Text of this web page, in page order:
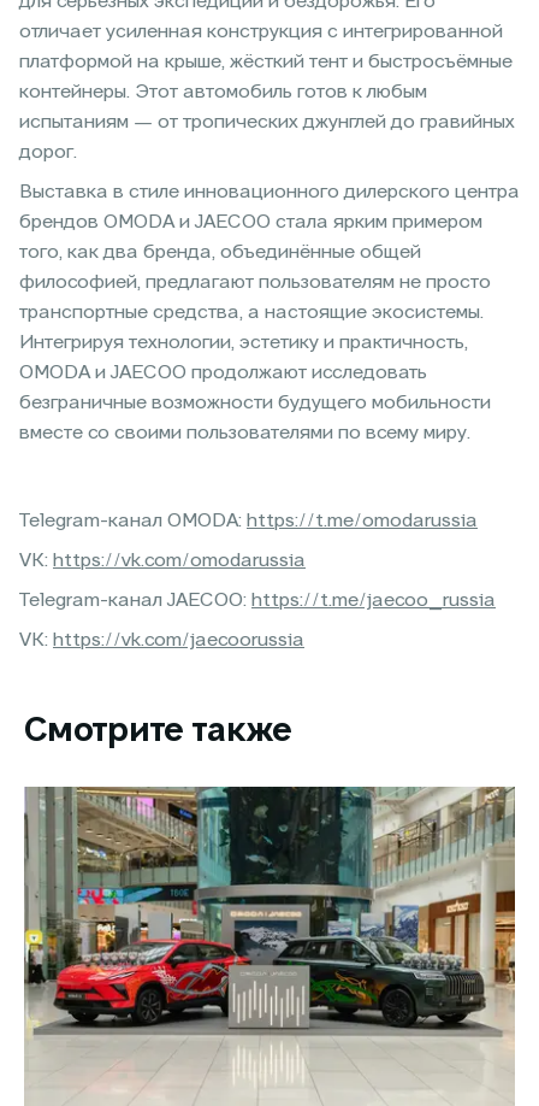
отличает усиленная конструкция с интегрированной
платформой на крыше, жёсткий тент и быстросъёмные
контейнеры. Этот автомобиль готов к любым
испытаниям — от тропических джунглей до гравийных
дорог.
Выставка в стиле инновационного дилерского центра
брендов OMODA и JAECOO стала ярким примером
того, как два бренда, объединённые общей
философией, предлагают пользователям не просто
транспортные средства, а настоящие экосистемы.
Интегрируя технологии, эстетику и практичность,
OMODA и JAECOO продолжают исследовать
безграничные возможности будущего мобильности
вместе со своими пользователями по всему миру.
Telegram-канал OMODA: https://t.me/omodarussia
VK: https://vk.com/omodarussia
Telegram-канал JAECOO: https://t.me/jaecoo_russia
VK: https://vk.com/jaecoorussia
Смотрите также